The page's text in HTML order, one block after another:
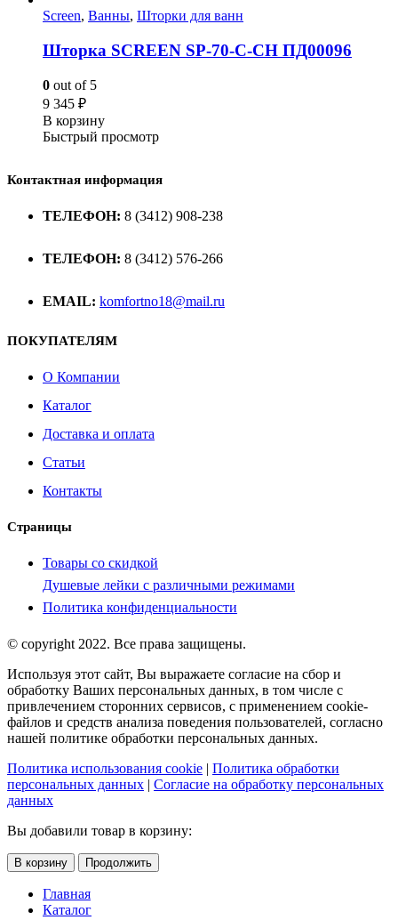
Screen, Ванны, Шторки для ванн
Шторка SCREEN SP-70-С-CH ПД00096
0 out of 5
9 345 ₽
В корзину
Быстрый просмотр
Контактная информация
ТЕЛЕФОН: 8 (3412) 908-238
ТЕЛЕФОН: 8 (3412) 576-266
EMAIL: komfortno18@mail.ru
ПОКУПАТЕЛЯМ
О Компании
Каталог
Доставка и оплата
Статьи
Контакты
Страницы
Товары со скидкой
Душевые лейки с различными режимами
Политика конфиденциальности
© copyright 2022. Все права защищены.
Используя этот сайт, Вы выражаете согласие на сбор и
обработку Ваших персональных данных, в том числе с
привлечением сторонних сервисов, с применением cookie-
файлов и средств анализа поведения пользователей, согласно
нашей политике обработки персональных данных.
Политика использования cookie | Политика обработки
персональных данных | Согласие на обработку персональных
данных
Вы добавили товар в корзину:
В корзину Продолжить
Главная
Каталог